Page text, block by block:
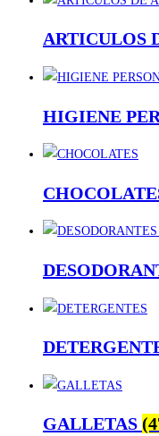
ARTICULOS
HIGIENE
GALLETAS